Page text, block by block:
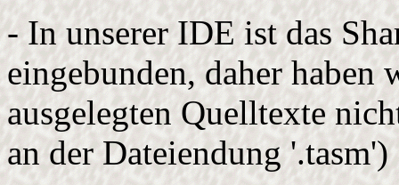
- In unserer IDE ist das
eingebunden, daher
ausgelegten Quelltexte
an der Dateiendung '.tasm')